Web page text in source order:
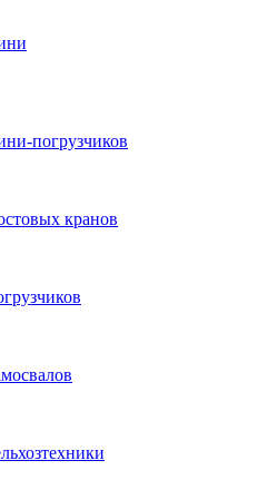
погрузчиков
кранов